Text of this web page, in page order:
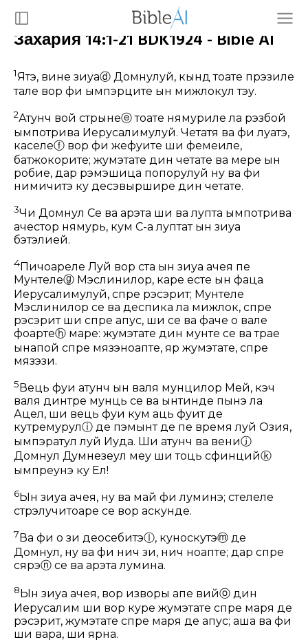
Захария 14:1-21 BDK1924 - Bible AI
1Ятэ, вине зиуаⓓ Домнулуй, кынд тоате прэзиле
тале вор фи ымпэрците ын мижлокул тэу.
2Атунч вой стрынӂеⓔтоате нямуриле ла рэзбой
ымпотрива Иерусалимулуй. Четатя ва фи луатэ,
каселеⓕ вор фи жефуите ши фемеиле,
батжокорите; жумэтате дин четате ва мерӂе ын
робие, дар рэмэшица попорулуй ну ва фи
нимичитэ ку десэвыршире дин четате.
3Чи Домнул Се ва арэта ши ва лупта ымпотрива
ачестор нямурь, кум С-а луптат ын зиуа
бэтэлией.
4Пичоареле Луй вор ста ын зиуа ачея пе
Мунтелеⓖ Мэслинилор, каре есте ын фаца
Иерусалимулуй, спре рэсэрит; Мунтеле
Мэслинилор се ва деспика ла мижлок, спре
рэсэрит ши спре апус, ши се ва фаче о вале
фоартеⓗ маре: жумэтате дин мунте се ва траӂе
ынапой спре мязэноапте, яр жумэтате, спре
мязэзи.
5 Вець фуӂи атунч ын валя мунцилор Мей, кэч
валя динтре мунць се ва ынтинде пынэ ла
Ацел, ши вець фуӂи кум аць фуӂит де
кутремурулⓘ де пэмынт де пе время луй Озия,
ымпэратул луй Иуда. Ши атунч ва вениⓙ
Домнул Думнезеул меу ши тоць сфинцийⓚ
ымпреунэ ку Ел!
6Ын зиуа ачея, ну ва май фи луминэ; стелеле
стрэлучитоаре се вор аскунде.
7Ва фи о зи деосебитэⓛ, куноскутэⓜ де
Домнул, ну ва фи нич зи, нич ноапте; дар спре
сярэⓝ се ва арэта лумина.
8 Ын зиуа ачея, вор изворы апе вийⓞ дин
Иерусалим ши вор курӂе жумэтате спре маря де
рэсэрит, жумэтате спре маря де апус; аша ва фи
ши вара, ши ярна.